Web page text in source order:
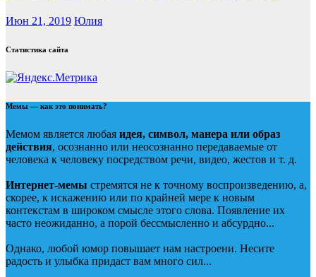
Июн 21, 2019 Юлия
Статистика сайта
Мемы — как это понимать?
Мемом является любая идея, символ, манера или образ
действия, осознанно или неосознанно передаваемые от
человека к человеку посредством речи, видео, жестов и т. д.
Интернет-мемы стремятся не к точному воспроизведению, а,
скорее, к искажению или по крайней мере к новым
контекстам в широком смысле этого слова. Появление их
часто неожиданно, а порой бессмысленно и абсурдно...
Однако, любой юмор повышает нам настроени. Несите
радость и улыбка придаст вам много сил...